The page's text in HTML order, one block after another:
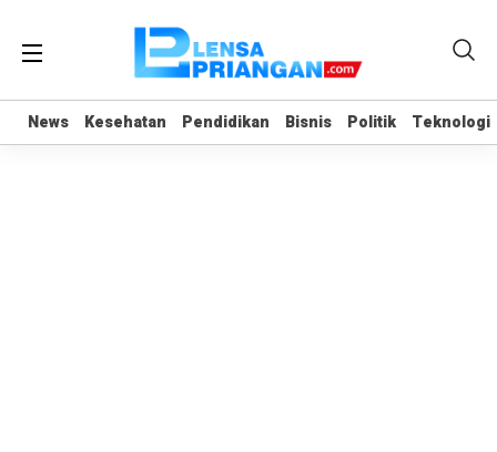
News Kesehatan Pendidikan Bisnis Politik Teknologi
News Kesehatan Pendidikan Bisnis Politik Teknologi